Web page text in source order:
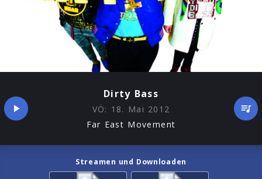
Dirty Bass
VÖ: 18. Mai 2012
Far East Movement
Streamen und Downloaden